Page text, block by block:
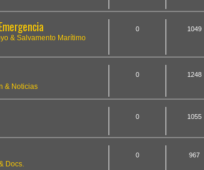
& Salvamento Marítimo
0 1049
& Noticias
0 1248
0 1055
Docs.
0 967